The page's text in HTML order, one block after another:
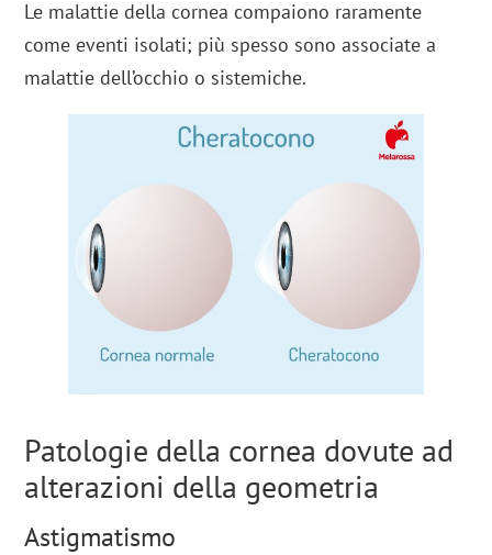
Le malattie della cornea compaiono raramente
come eventi isolati; più spesso sono associate a
malattie dell’occhio o sistemiche.
Patologie della cornea dovute ad
alterazioni della geometria
Astigmatismo